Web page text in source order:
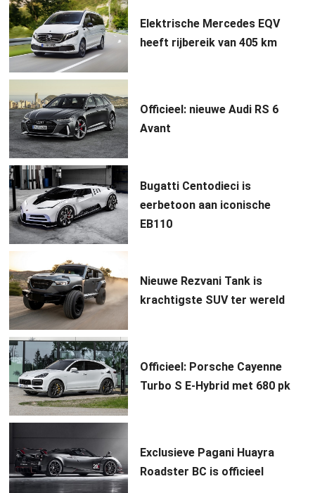
Elektrische Mercedes EQV
heeft rijbereik van 405 km
Officieel: nieuwe Audi RS 6
Avant
Bugatti Centodieci is
eerbetoon aan iconische
EB110
Nieuwe Rezvani Tank is
krachtigste SUV ter wereld
Officieel: Porsche Cayenne
Turbo S E-Hybrid met 680 pk
Exclusieve Pagani Huayra
Roadster BC is officieel